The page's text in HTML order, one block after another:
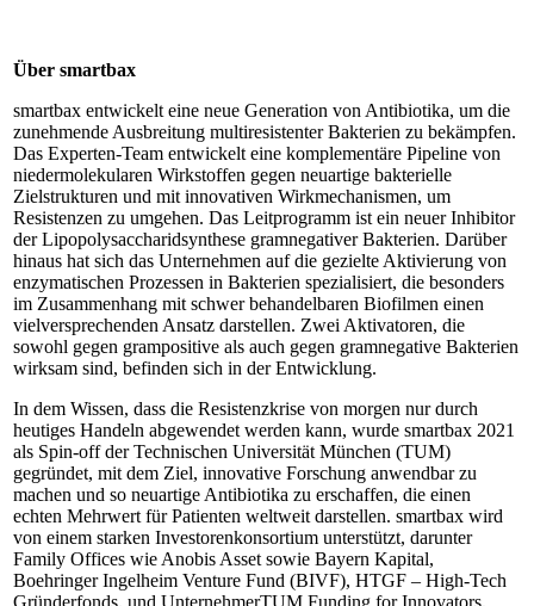
Über smartbax
smartbax entwickelt eine neue Generation von Antibiotika, um die
zunehmende Ausbreitung multiresistenter Bakterien zu bekämpfen.
Das Experten-Team entwickelt eine komplementäre Pipeline von
niedermolekularen Wirkstoffen gegen neuartige bakterielle
Zielstrukturen und mit innovativen Wirkmechanismen, um
Resistenzen zu umgehen. Das Leitprogramm ist ein neuer Inhibitor
der Lipopolysaccharidsynthese gramnegativer Bakterien. Darüber
hinaus hat sich das Unternehmen auf die gezielte Aktivierung von
enzymatischen Prozessen in Bakterien spezialisiert, die besonders
im Zusammenhang mit schwer behandelbaren Biofilmen einen
vielversprechenden Ansatz darstellen. Zwei Aktivatoren, die
sowohl gegen grampositive als auch gegen gramnegative Bakterien
wirksam sind, befinden sich in der Entwicklung.
In dem Wissen, dass die Resistenzkrise von morgen nur durch
heutiges Handeln abgewendet werden kann, wurde smartbax 2021
als Spin-off der Technischen Universität München (TUM)
gegründet, mit dem Ziel, innovative Forschung anwendbar zu
machen und so neuartige Antibiotika zu erschaffen, die einen
echten Mehrwert für Patienten weltweit darstellen. smartbax wird
von einem starken Investorenkonsortium unterstützt, darunter
Family Offices wie Anobis Asset sowie Bayern Kapital,
Boehringer Ingelheim Venture Fund (BIVF), HTGF – High-Tech
Gründerfonds, und UnternehmerTUM Funding for Innovators.